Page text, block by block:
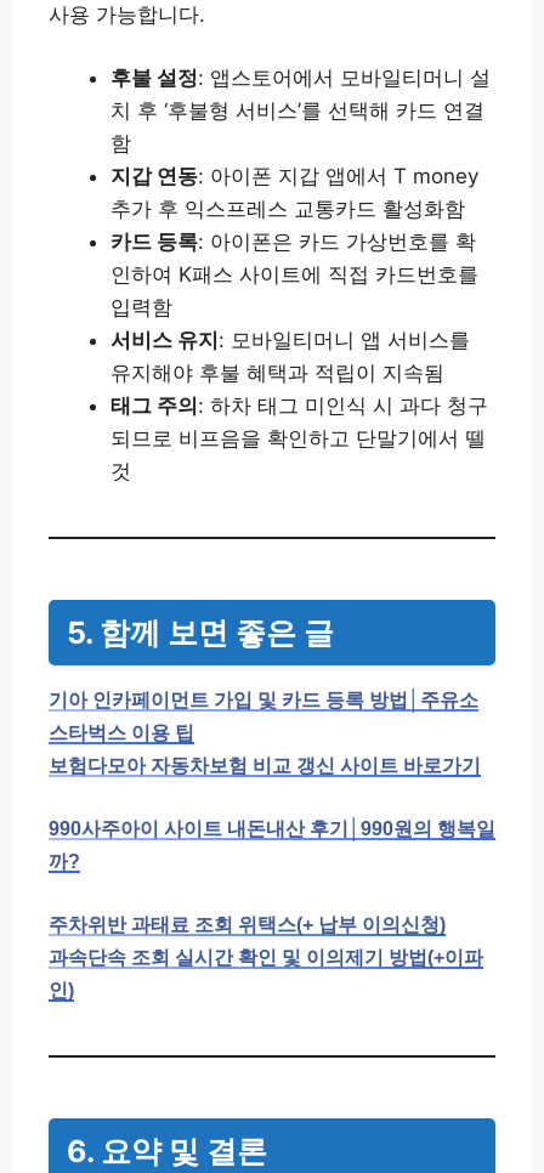
사용 가능합니다.
후불 설정: 앱스토어에서 모바일티머니 설
치 후 ‘후불형 서비스’를 선택해 카드 연결
함
지갑 연동: 아이폰 지갑 앱에서 T money
추가 후 익스프레스 교통카드 활성화함
카드 등록: 아이폰은 카드 가상번호를 확
인하여 K패스 사이트에 직접 카드번호를
입력함
서비스 유지: 모바일티머니 앱 서비스를
유지해야 후불 혜택과 적립이 지속됨
태그 주의: 하차 태그 미인식 시 과다 청구
되므로 비프음을 확인하고 단말기에서 뗄
것
5. 함께 보면 좋은 글
기아 인카페이먼트 가입 및 카드 등록 방법│주유소
스타벅스 이용 팁
보험다모아 자동차보험 비교 갱신 사이트 바로가기
990사주아이 사이트 내돈내산 후기│990원의 행복일
까?
주차위반 과태료 조회 위택스(+ 납부 이의신청)
과속단속 조회 실시간 확인 및 이의제기 방법(+이파
인)
6. 요약 및 결론